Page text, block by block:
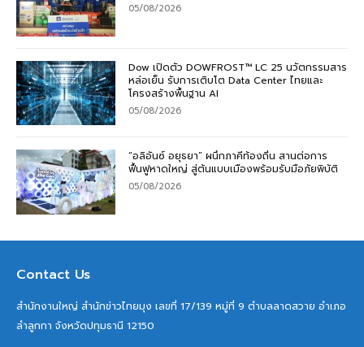
05/08/2026
Dow เปิดตัว DOWFROST™ LC 25 นวัตกรรมสาร
หล่อเย็น รับการเติบโต Data Center ไทยและ
โครงสร้างพื้นฐาน AI
05/08/2026
“อลิอันซ์ อยุธยา” ผนึกภาคีท้องถิ่น สานต่อการ
ฟื้นฟูหาดใหญ่ สู่ต้นแบบเมืองพร้อมรับมือภัยพิบัติ
05/08/2026
Contact Us
สำนักงานใหญ่ สำนักข่าวไทยมุง เลขที่ 17/139 หมู่ที่ 9 ตำบลลาดสวาย อำเภอ
ลำลูกกา จังหวัดปทุมธานี 12150